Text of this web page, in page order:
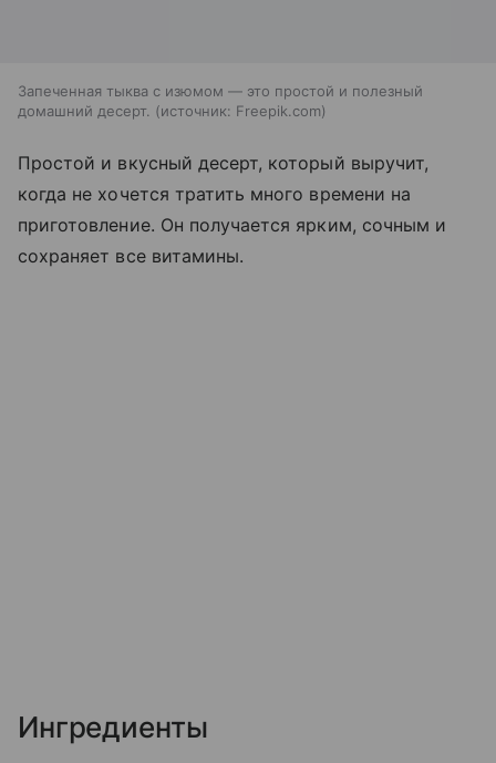
Запеченная тыква с изюмом — это простой и полезный
домашний десерт.
источник: Freepik.com
Простой и вкусный десерт, который выручит,
когда не хочется тратить много времени на
приготовление. Он получается ярким, сочным и
сохраняет все витамины.
Ингредиенты